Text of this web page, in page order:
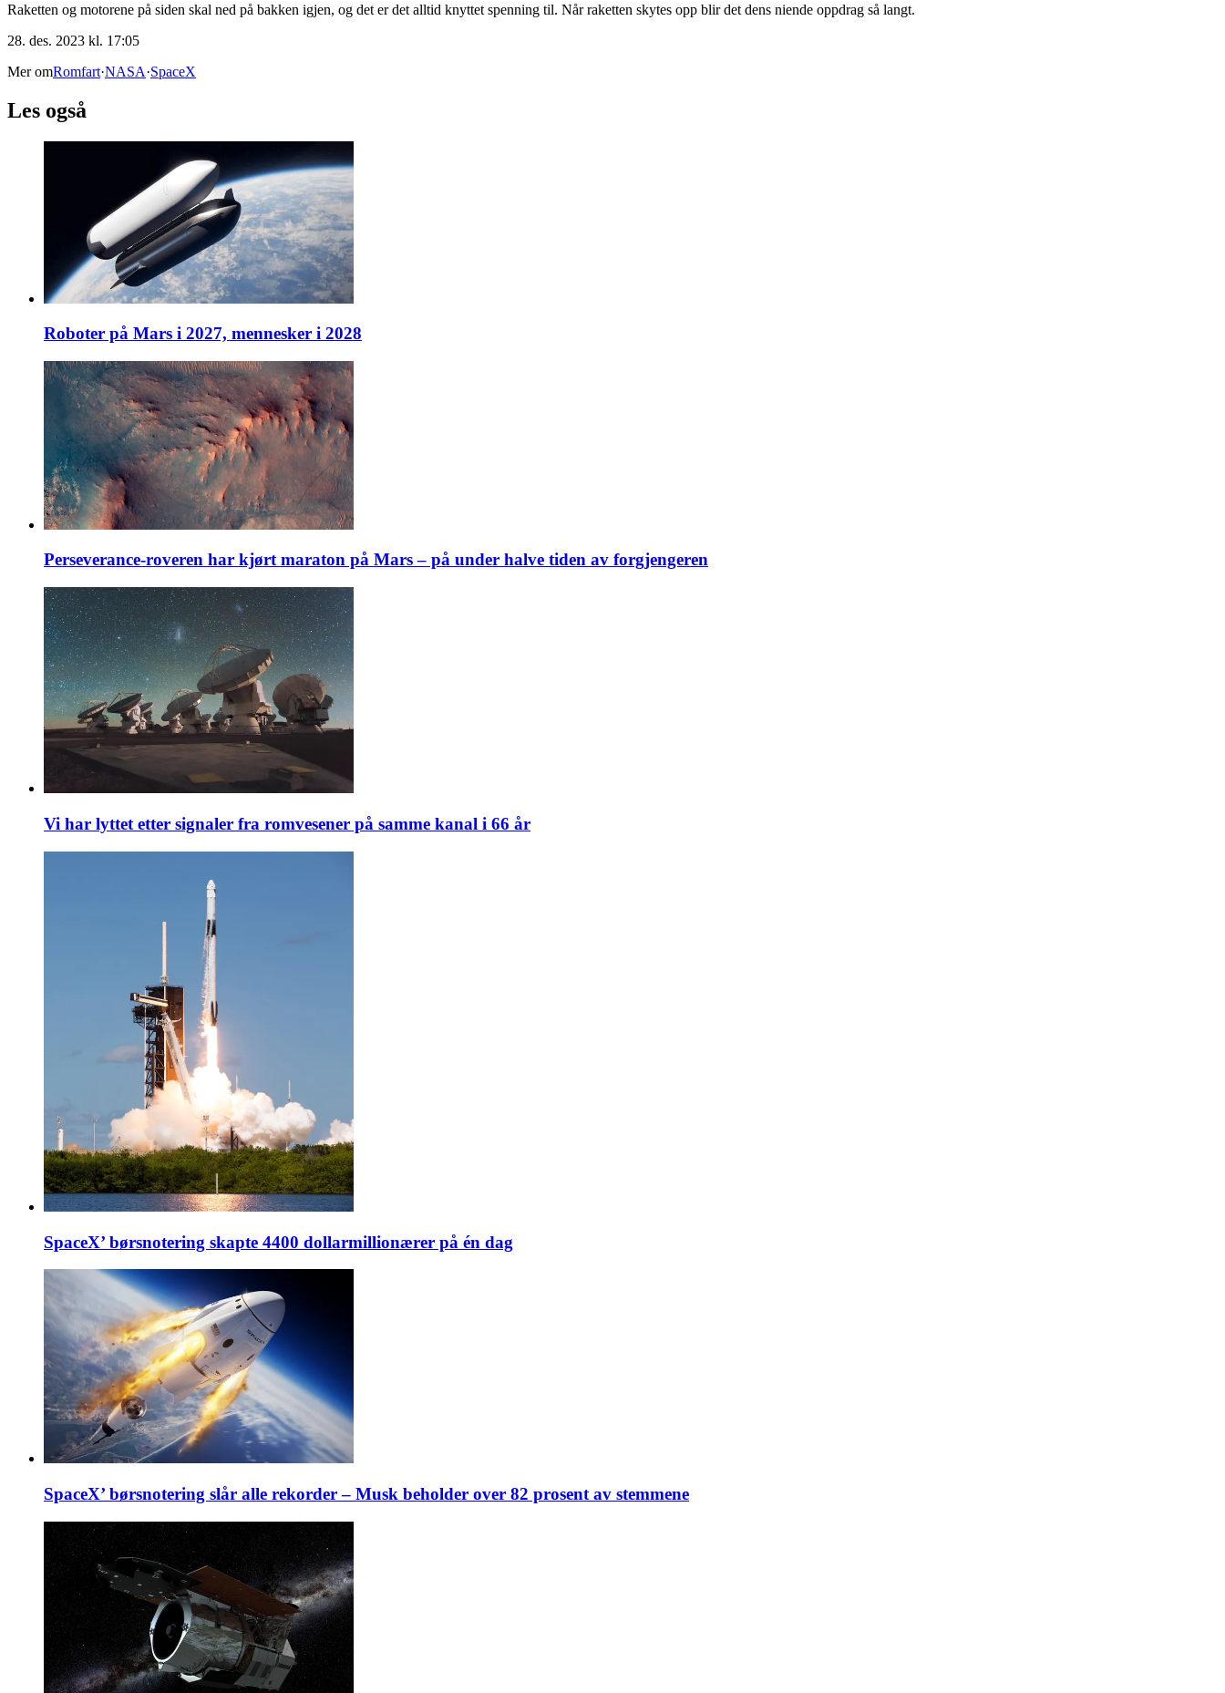
Raketten og motorene på siden skal ned på bakken igjen, og det er det alltid knyttet spenning til. Når raketten skytes opp blir det dens niende oppdrag så langt.
28. des. 2023 kl. 17:05
Mer omRomfart·NASA·SpaceX
Les også
Roboter på Mars i 2027, mennesker i 2028
Perseverance-roveren har kjørt maraton på Mars – på under halve tiden av forgjengeren
Vi har lyttet etter signaler fra romvesener på samme kanal i 66 år
SpaceX’ børsnotering skapte 4400 dollarmillionærer på én dag
SpaceX’ børsnotering slår alle rekorder – Musk beholder over 82 prosent av stemmene